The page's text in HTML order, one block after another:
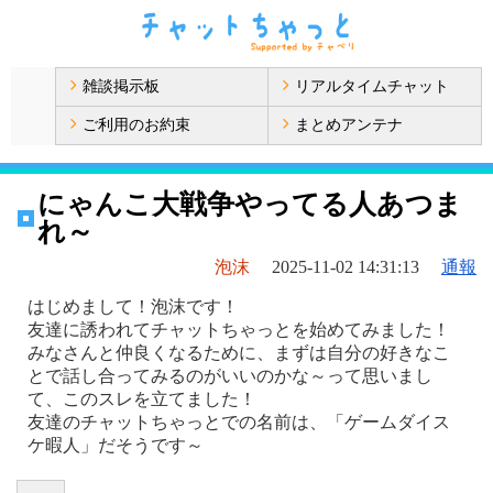
雑談掲示板 リアルタイムチャット
ご利用のお約束 まとめアンテナ
にゃんこ大戦争やってる人あつま
れ～
泡沫 2025-11-02 14:31:13 通報
はじめまして！泡沫です！
友達に誘われてチャットちゃっとを始めてみました！
みなさんと仲良くなるために、まずは自分の好きなこ
とで話し合ってみるのがいいのかな～って思いまし
て、このスレを立てました！
友達のチャットちゃっとでの名前は、「ゲームダイス
ケ暇人」だそうです～